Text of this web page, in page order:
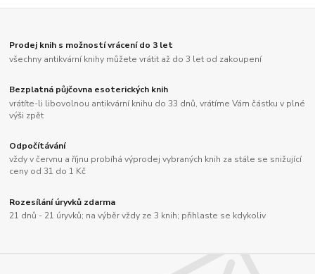
Prodej knih s možností vrácení do 3 let
všechny antikvární knihy můžete vrátit až do 3 let od zakoupení
Bezplatná půjčovna esoterických knih
vrátíte-li libovolnou antikvární knihu do 33 dnů, vrátíme Vám částku v plné
výši zpět
Odpočítávání
vždy v červnu a říjnu probíhá výprodej vybraných knih za stále se snižující
ceny od 31 do 1 Kč
Rozesílání úryvků zdarma
21 dnů - 21 úryvků; na výběr vždy ze 3 knih; přihlaste se kdykoliv